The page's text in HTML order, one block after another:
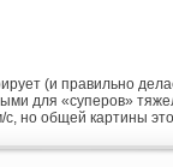
(и правильно
для «суперов»
но общей картины